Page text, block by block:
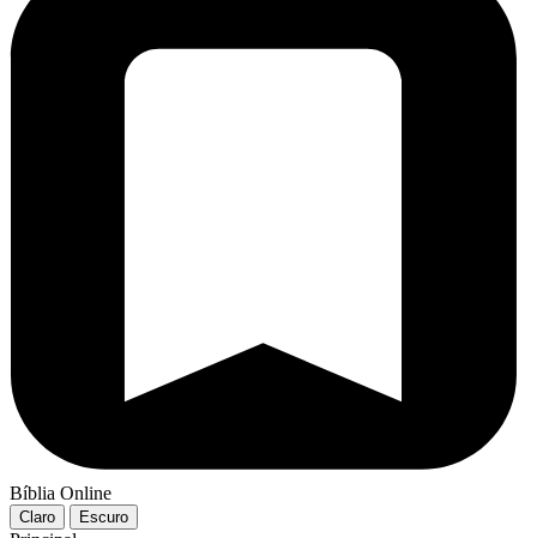
Bíblia Online
Claro Escuro